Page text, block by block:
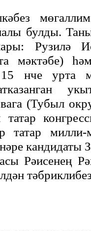
булды.
Рузилә
мәктәбе)
нче урта
(Тубыл
татар
татар милли-
кандидаты
Рәисенең